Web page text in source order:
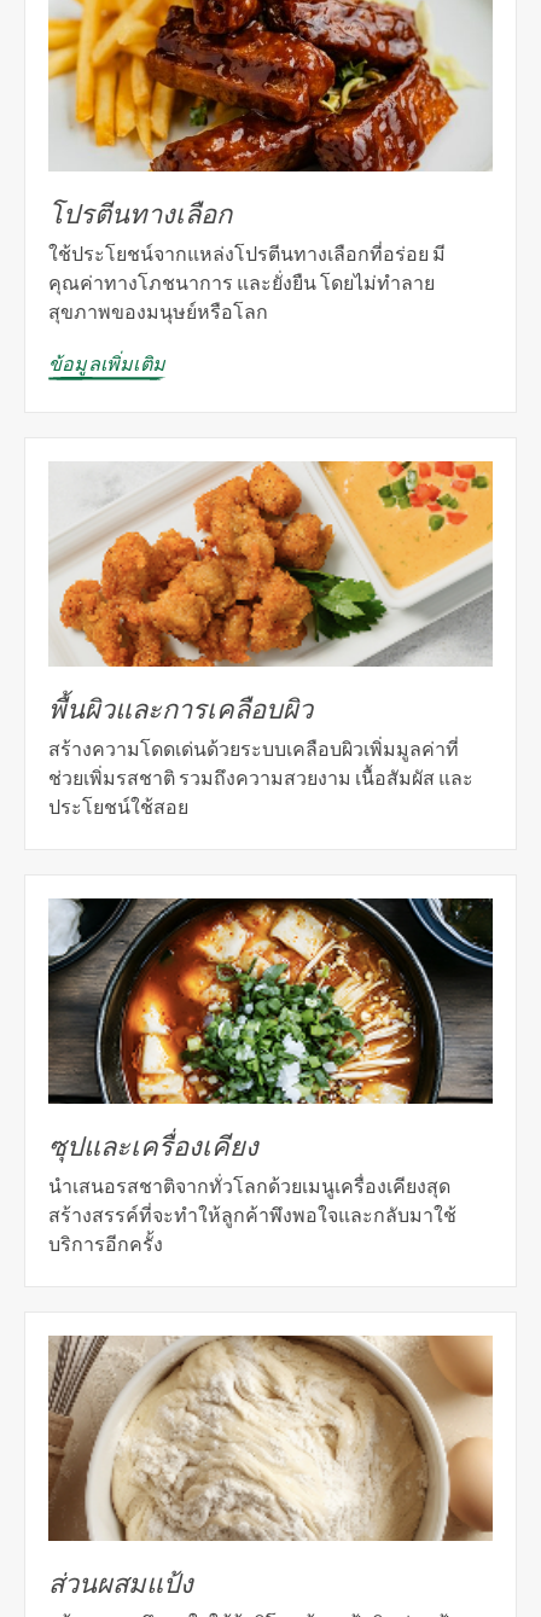
โปรตีนทางเลือก
ใช้ประโยชน์จากแหล่งโปรตีนทางเลือกที่อร่อย มี
คุณค่าทางโภชนาการ และยั่งยืน โดยไม่ทำลาย
สุขภาพของมนุษย์หรือโลก
ข้อมูลเพิ่มเติม
พื้นผิวและการเคลือบผิว
สร้างความโดดเด่นด้วยระบบเคลือบผิวเพิ่มมูลค่าที่
ช่วยเพิ่มรสชาติ รวมถึงความสวยงาม เนื้อสัมผัส และ
ประโยชน์ใช้สอย
ซุปและเครื่องเคียง
นำเสนอรสชาติจากทั่วโลกด้วยเมนูเครื่องเคียงสุด
สร้างสรรค์ที่จะทำให้ลูกค้าพึงพอใจและกลับมาใช้
บริการอีกครั้ง
ส่วนผสมแป้ง